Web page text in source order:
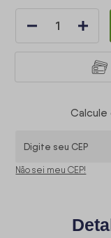
Não sei meu CEP!